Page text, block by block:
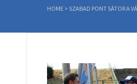
HOME > SZABAD PONT SÁTOR A